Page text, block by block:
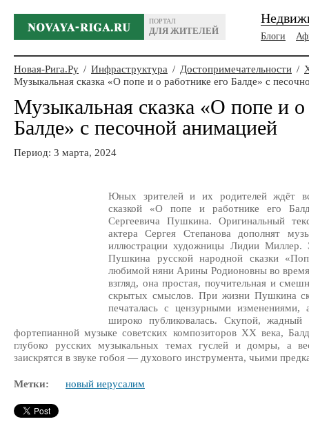
ПОРТАЛ
ДЛЯ ЖИТЕЛЕЙ
Блоги
Новая-Рига.Ру / Инфраструктура / Достопримечательности /
Музыкальная сказка «О попе и о работнике его Балде» с
Музыкальная сказка «О попе и о
Балде» с песочной анимацией
Период: 3 марта, 2024
Юных зрителей и их родителей ждёт
сказкой «О попе и работнике его
Сергеевича Пушкина. Оригинальный
актера Сергея Степанова дополнят
иллюстрации художницы Лидии Миллер.
Пушкина русской народной сказки
любимой няни Арины Родионовны во
взгляд, она простая, поучительная и
скрытых смыслов. При жизни Пушкина
печаталась с цензурными
широко публиковалась. Скупой,
фортепианной музыке советских композиторов XX века,
глубоко русских музыкальных темах гуслей и домры, а
заискрятся в звуке гобоя — духового инструмента, чьими
Метки: новый иерусалим